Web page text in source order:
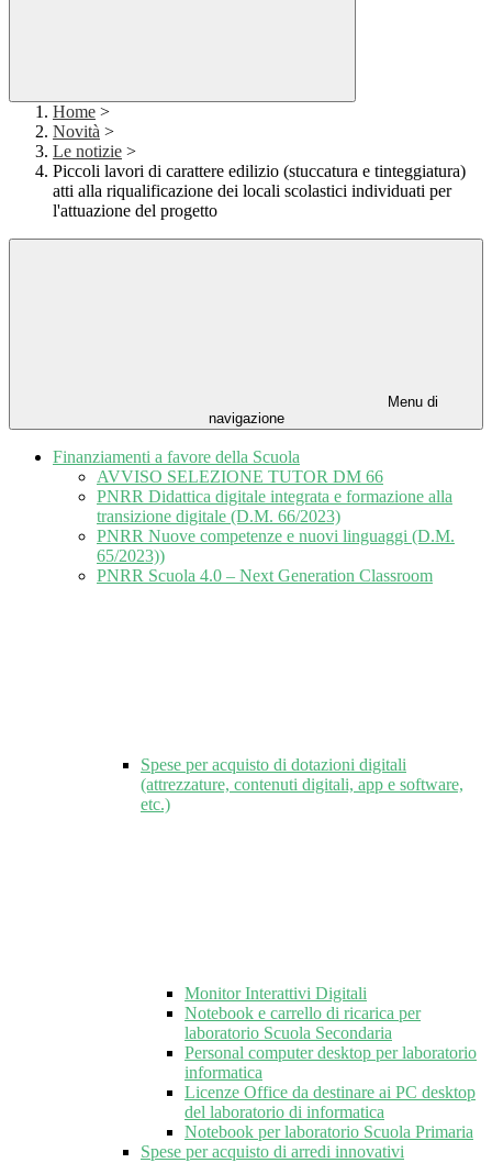
Home >
Novità >
Le notizie >
Piccoli lavori di carattere edilizio (stuccatura e tinteggiatura)
atti alla riqualificazione dei locali scolastici individuati per
l'attuazione del progetto
Menu di
navigazione
Finanziamenti a favore della Scuola
AVVISO SELEZIONE TUTOR DM 66
PNRR Didattica digitale integrata e formazione alla
transizione digitale (D.M. 66/2023)
PNRR Nuove competenze e nuovi linguaggi (D.M.
65/2023))
PNRR Scuola 4.0 – Next Generation Classroom
Spese per acquisto di dotazioni digitali
(attrezzature, contenuti digitali, app e software,
etc.)
Monitor Interattivi Digitali
Notebook e carrello di ricarica per
laboratorio Scuola Secondaria
Personal computer desktop per laboratorio
informatica
Licenze Office da destinare ai PC desktop
del laboratorio di informatica
Notebook per laboratorio Scuola Primaria
Spese per acquisto di arredi innovativi